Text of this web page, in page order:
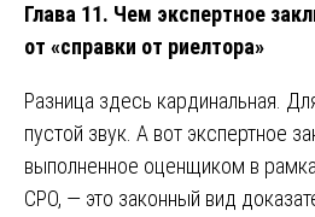
Глава 11. Чем экспертное
от «справки от риелтора»
Разница здесь кардинальная.
пустой звук. А вот экспертное
выполненное оценщиком в
СРО, — это законный вид